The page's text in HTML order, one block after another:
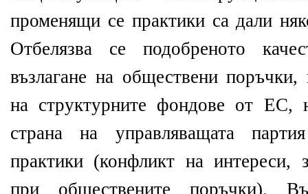
променящи се практики са дали
Отбелязва се подобреното
възлагане на обществени поръчки,
на структурните фондове от ЕС,
страна на управляващата
практики (конфликт на интереси,
при обществените поръчки).